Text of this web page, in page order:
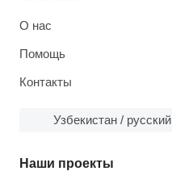
О нас
Помощь
Контакты
Узбекистан / русский
Наши проекты